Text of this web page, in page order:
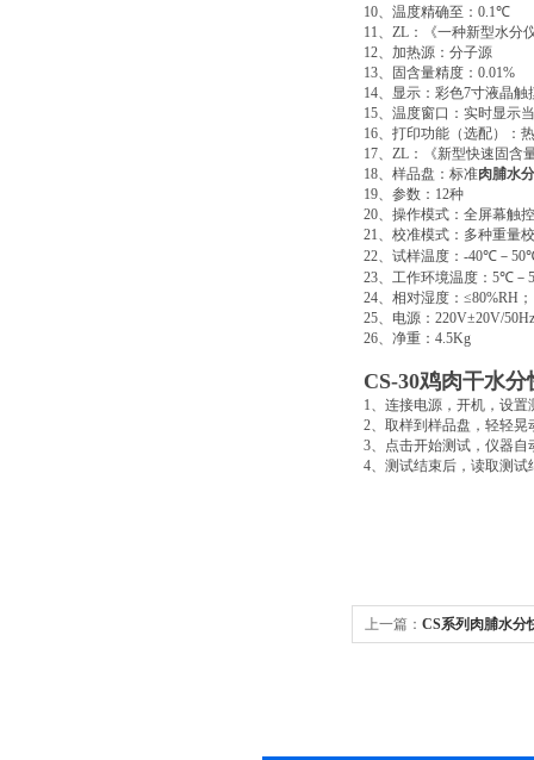
10、温度精确至： 0.1℃
11、 ZL ：《一种新型水分
12、加热源：分子源
13、固含量精度： 0.01%
14、显示：彩色7寸液晶触
15、温度窗口：实时显示
16、打印功能（选配）：
17、 ZL ：《新型快速固含
18、样品盘：标准肉脯水
19、参数： 12种
20、操作模式：全屏幕触
21、校准模式：多种重量
22、试样温度： -40℃ － 50
23、工作环境温度： 5℃ －
24、相对湿度： ≤80%RΗ ；
25、电源： 220V±20V/
26、净重： 4.5Kg
CS-30鸡肉干水分
1、连接电源，开机，设置
2、取样到样品盘，轻轻
3、点击开始测试，仪器自
4、测试结束后，读取测
上一篇： CS系列肉脯水分